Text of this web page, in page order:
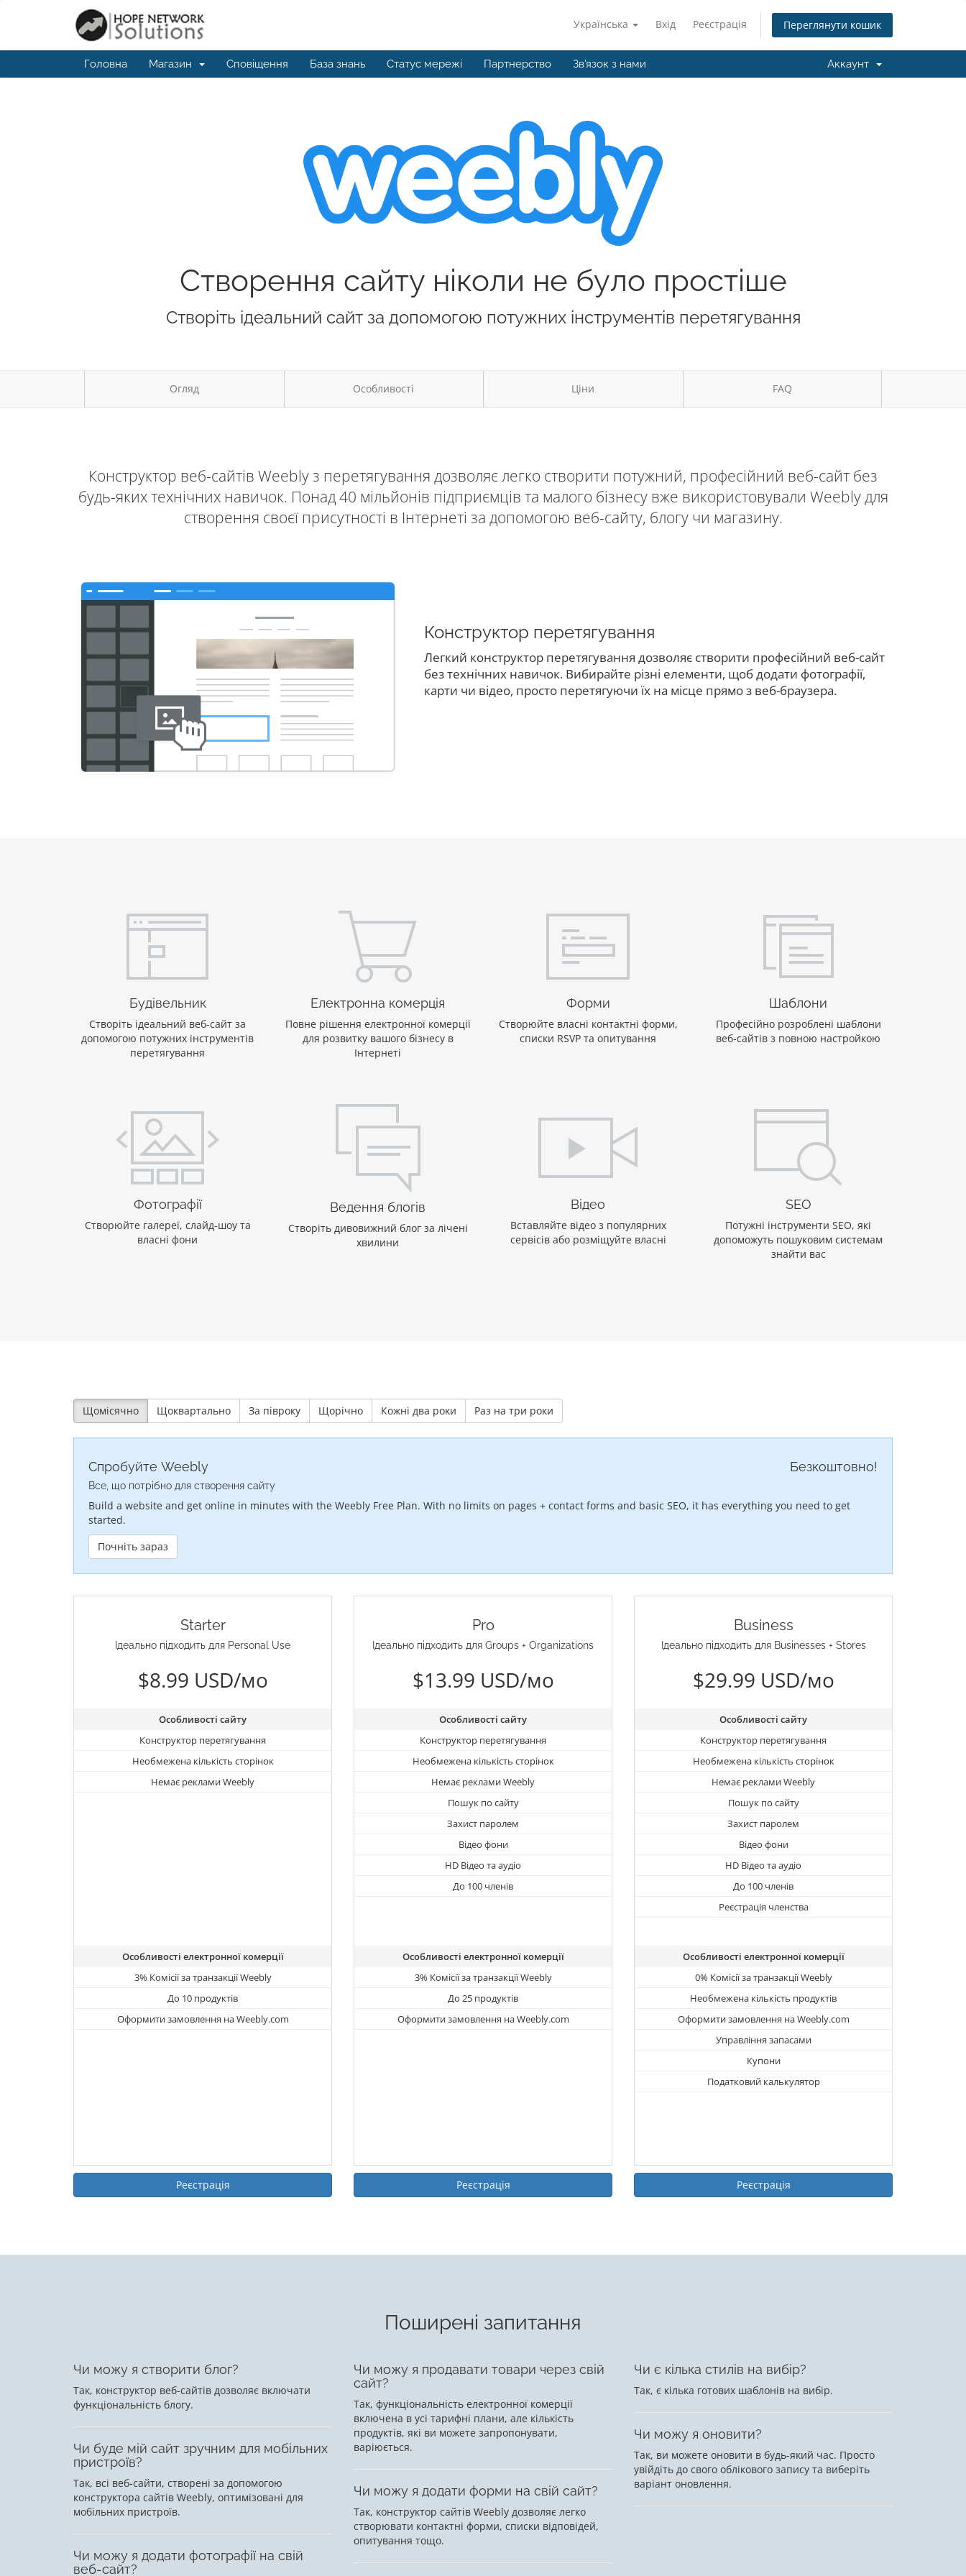
Українська Вхід Реєстрація Переглянути кошик
Головна Магазин Сповіщення База знань Статус мережі Партнерство Зв'язок з нами Аккаунт
Створення сайту ніколи не було простіше
Створіть ідеальний сайт за допомогою потужних інструментів перетягування
Огляд Особливості Ціни FAQ
Конструктор веб-сайтів Weebly з перетягування дозволяє легко створити потужний, професійний веб-сайт без
будь-яких технічних навичок. Понад 40 мільйонів підприємців та малого бізнесу вже використовували Weebly для
створення своєї присутності в Інтернеті за допомогою веб-сайту, блогу чи магазину.
Конструктор перетягування
Легкий конструктор перетягування дозволяє створити професійний веб-сайт
без технічних навичок. Вибирайте різні елементи, щоб додати фотографії,
карти чи відео, просто перетягуючи їх на місце прямо з веб-браузера.
Будівельник
Створіть ідеальний веб-сайт за
допомогою потужних інструментів
перетягування
Електронна комерція
Повне рішення електронної комерції
для розвитку вашого бізнесу в
Інтернеті
Форми
Створюйте власні контактні форми,
списки RSVP та опитування
Шаблони
Професійно розроблені шаблони
веб-сайтів з повною настройкою
Фотографії
Створюйте галереї, слайд-шоу та
власні фони
Ведення блогів
Створіть дивовижний блог за лічені
хвилини
Відео
Вставляйте відео з популярних
сервісів або розміщуйте власні
SEO
Потужні інструменти SEO, які
допоможуть пошуковим системам
знайти вас
Щомісячно Щоквартально За півроку Щорічно Кожні два роки Раз на три роки
Безкоштовно!
Спробуйте Weebly
Все, що потрібно для створення сайту
Build a website and get online in minutes with the Weebly Free Plan. With no limits on pages + contact forms and basic SEO, it has everything you need to get
started.
Почніть зараз
Starter
Ідеально підходить для Personal Use
$8.99 USD/мо
Особливості сайту
Конструктор перетягування
Необмежена кількість сторінок
Немає реклами Weebly
Особливості електронної комерції
3% Комісії за транзакції Weebly
До 10 продуктів
Оформити замовлення на Weebly.com
Реєстрація
Pro
Ідеально підходить для Groups + Organizations
$13.99 USD/мо
Особливості сайту
Конструктор перетягування
Необмежена кількість сторінок
Немає реклами Weebly
Пошук по сайту
Захист паролем
Відео фони
HD Відео та аудіо
До 100 членів
Особливості електронної комерції
3% Комісії за транзакції Weebly
До 25 продуктів
Оформити замовлення на Weebly.com
Реєстрація
Business
Ідеально підходить для Businesses + Stores
$29.99 USD/мо
Особливості сайту
Конструктор перетягування
Необмежена кількість сторінок
Немає реклами Weebly
Пошук по сайту
Захист паролем
Відео фони
HD Відео та аудіо
До 100 членів
Реєстрація членства
Особливості електронної комерції
0% Комісії за транзакції Weebly
Необмежена кількість продуктів
Оформити замовлення на Weebly.com
Управління запасами
Купони
Податковий калькулятор
Реєстрація
Поширені запитання
Чи можу я створити блог?
Так, конструктор веб-сайтів дозволяє включати
функціональність блогу.
Чи буде мій сайт зручним для мобільних
пристроїв?
Так, всі веб-сайти, створені за допомогою
конструктора сайтів Weebly, оптимізовані для
мобільних пристроїв.
Чи можу я додати фотографії на свій
веб-сайт?
Чи можу я продавати товари через свій
сайт?
Так, функціональність електронної комерції
включена в усі тарифні плани, але кількість
продуктів, які ви можете запропонувати,
варіюється.
Чи можу я додати форми на свій сайт?
Так, конструктор сайтів Weebly дозволяє легко
створювати контактні форми, списки відповідей,
опитування тощо.
Чи є кілька стилів на вибір?
Так, є кілька готових шаблонів на вибір.
Чи можу я оновити?
Так, ви можете оновити в будь-який час. Просто
увійдіть до свого облікового запису та виберіть
варіант оновлення.